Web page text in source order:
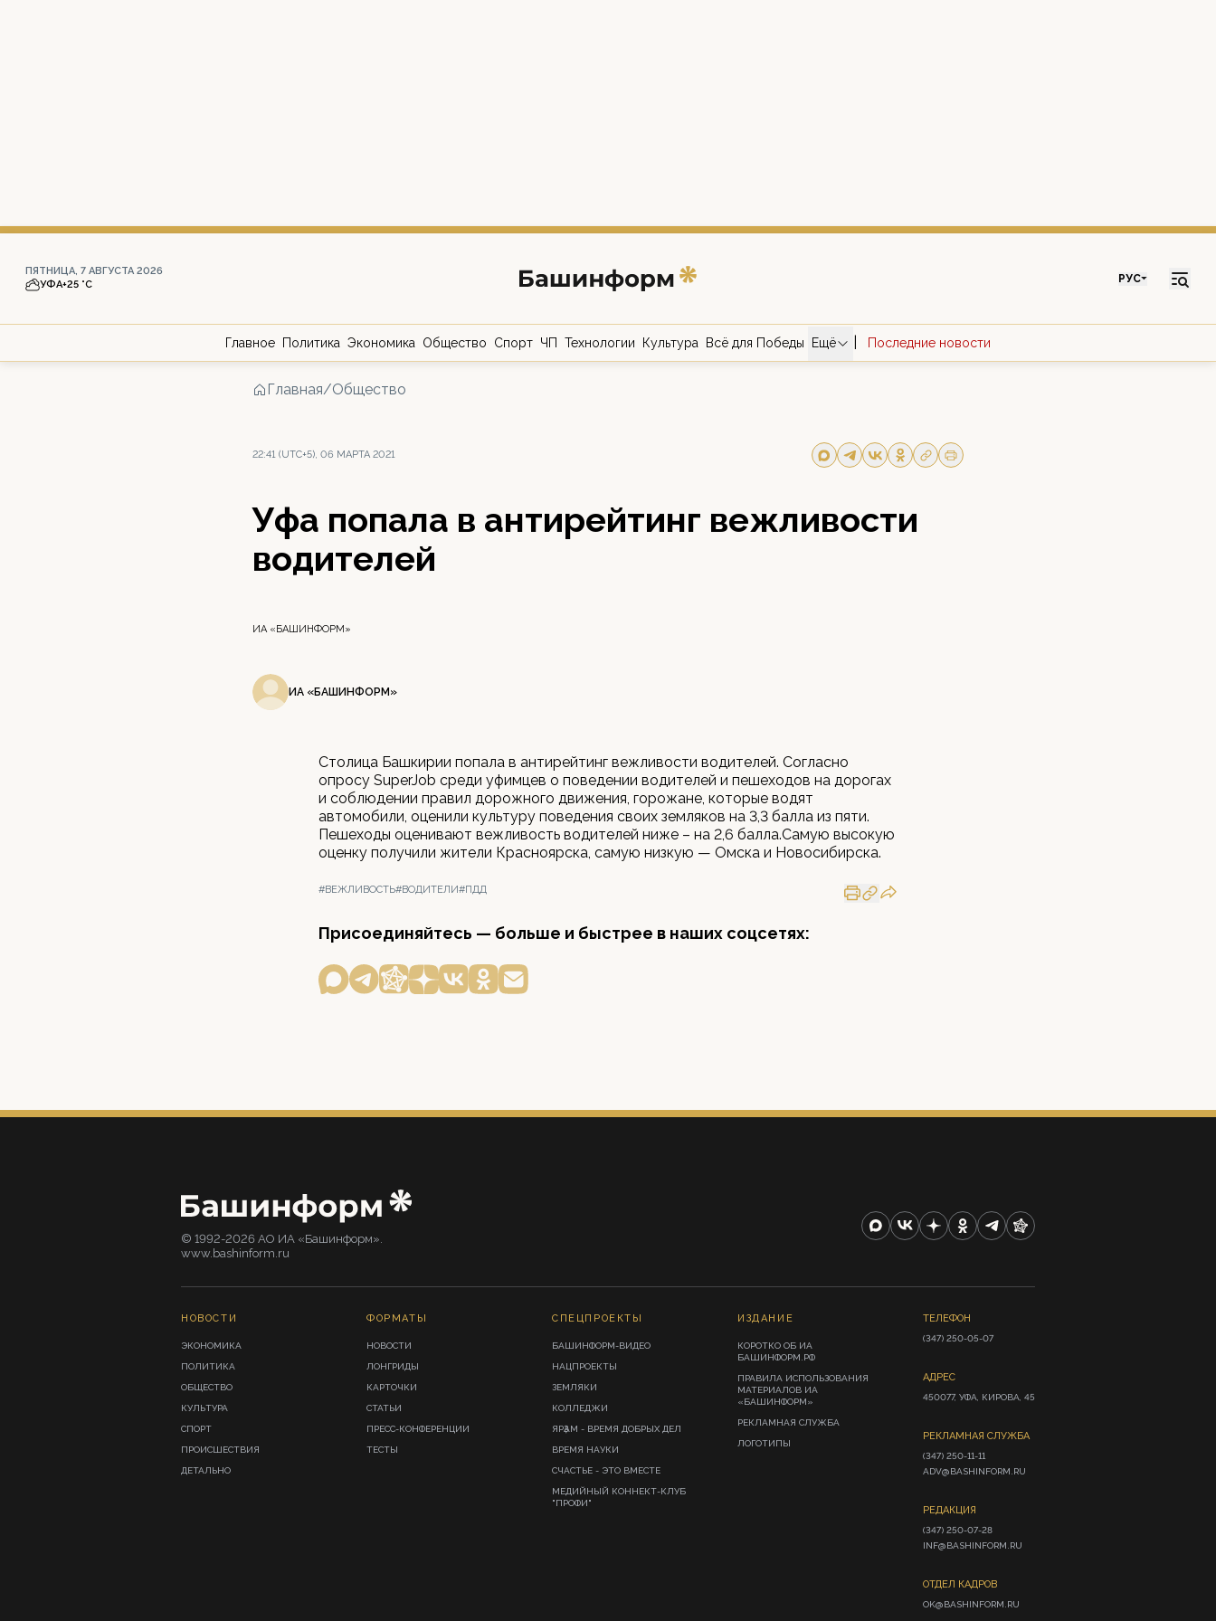
ПЯТНИЦА, 7 АВГУСТА 2026
УФА+25 °С РУС
Главное Политика Экономика Общество Спорт ЧП Технологии Культура Всё для Победы Ещё Последние новости
Главная/Общество
22:41 (UTC+5), 06 МАРТА 2021
Уфа попала в антирейтинг вежливости
водителей
ИА «БАШИНФОРМ»
ИА «БАШИНФОРМ»
Столица Башкирии попала в антирейтинг вежливости водителей. Согласно
опросу SuperJob среди уфимцев о поведении водителей и пешеходов на дорогах
и соблюдении правил дорожного движения, горожане, которые водят
автомобили, оценили культуру поведения своих земляков на 3,3 балла из пяти.
Пешеходы оценивают вежливость водителей ниже – на 2,6 балла.Самую высокую
оценку получили жители Красноярска, самую низкую — Омска и Новосибирска.
#ВЕЖЛИВОСТЬ#ВОДИТЕЛИ#ПДД
Присоединяйтесь — больше и быстрее в наших соцсетях:
© 1992-2026 АО ИА «Башинформ».
www.bashinform.ru
НОВОСТИ
ЭКОНОМИКА
ПОЛИТИКА
ОБЩЕСТВО
КУЛЬТУРА
СПОРТ
ПРОИСШЕСТВИЯ
ДЕТАЛЬНО
ФОРМАТЫ
НОВОСТИ
ЛОНГРИДЫ
КАРТОЧКИ
СТАТЬИ
ПРЕСС-КОНФЕРЕНЦИИ
ТЕСТЫ
СПЕЦПРОЕКТЫ
БАШИНФОРМ-ВИДЕО
НАЦПРОЕКТЫ
ЗЕМЛЯКИ
КОЛЛЕДЖИ
ЯРҘАМ - ВРЕМЯ ДОБРЫХ ДЕЛ
ВРЕМЯ НАУКИ
СЧАСТЬЕ - ЭТО ВМЕСТЕ
МЕДИЙНЫЙ КОННЕКТ-КЛУБ
"ПРОФИ"
ИЗДАНИЕ
КОРОТКО ОБ ИА
БАШИНФОРМ.РФ
ПРАВИЛА ИСПОЛЬЗОВАНИЯ
МАТЕРИАЛОВ ИА
«БАШИНФОРМ»
РЕКЛАМНАЯ СЛУЖБА
ЛОГОТИПЫ
ТЕЛЕФОН
(347) 250-05-07
АДРЕС
450077, УФА, КИРОВА, 45
РЕКЛАМНАЯ СЛУЖБА
(347) 250-11-11
ADV@BASHINFORM.RU
РЕДАКЦИЯ
(347) 250-07-28
INF@BASHINFORM.RU
ОТДЕЛ КАДРОВ
OK@BASHINFORM.RU